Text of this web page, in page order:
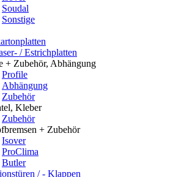
Soudal
Sonstige
/ Estrichplatten
+ Zubehör, Abhängung
Profile
Abhängung
Zubehör
Kleber
Zubehör
+ Zubehör
Isover
ProClima
Butler
/ - Klappen